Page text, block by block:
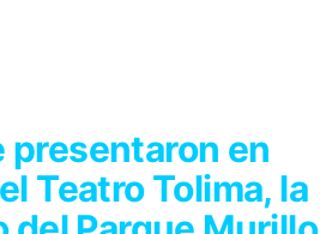
presentaron en
Teatro Tolima, la